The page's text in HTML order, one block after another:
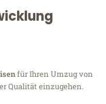
für Ihren Umzug von
Qualität einzugehen.